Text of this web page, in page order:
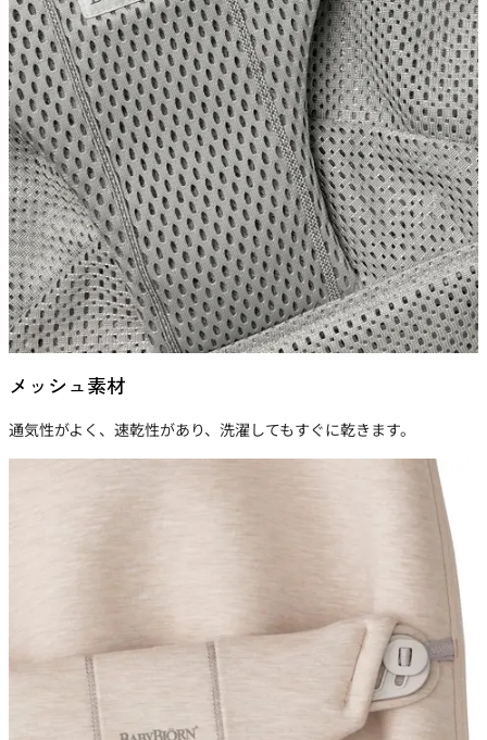
メッシュ素材
通気性がよく、速乾性があり、洗濯してもすぐに乾きます。